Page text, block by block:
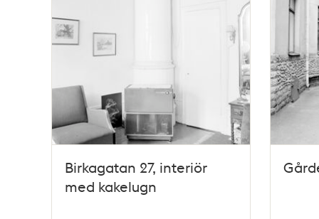
Birkagatan 27, interiör
med kakelugn